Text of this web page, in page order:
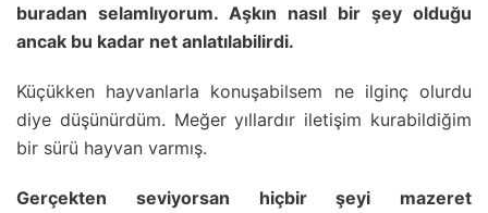
buradan selamlıyorum. Aşkın nasıl bir şey olduğu
ancak bu kadar net anlatılabilirdi.
Küçükken hayvanlarla konuşabilsem ne ilginç olurdu
diye düşünürdüm. Meğer yıllardır iletişim kurabildiğim
bir sürü hayvan varmış.
Gerçekten seviyorsan hiçbir şeyi mazeret